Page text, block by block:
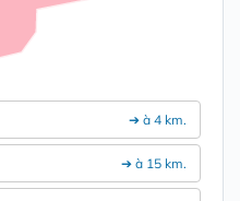
➔ à 4 km.
➔ à 15 km.